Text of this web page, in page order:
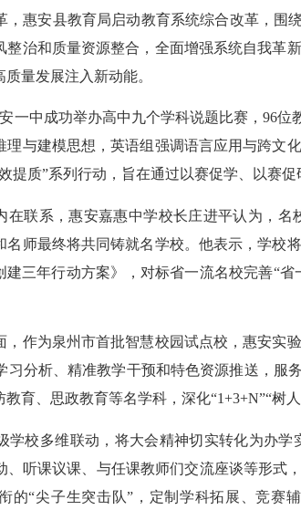
安县教育局启动教育系统综合改革，围绕
整治和质量资源整合，全面增强系统自我革
量发展注入新动能。
中成功举办高中九个学科说题比赛，96位
理与建模思想，英语组强调语言应用与跨文
提质”系列行动，旨在通过以赛促学、以赛
联系，惠安嘉惠中学校长庄进平认为，名
名师最终将共同铸就名学校。他表示，学校
建三年行动方案》，对标省一流名校完善“
为泉州市首批智慧校园试点校，惠安实
习分析、精准教学干预和特色资源推送，服
育、思政教育等名学科，深化“1+3+N”“树
校多维联动，将大会精神切实转化为办学
、听课议课、与任课教师们交流座谈等形式
的“尖子生突击队”，定制学科拓展、竞赛